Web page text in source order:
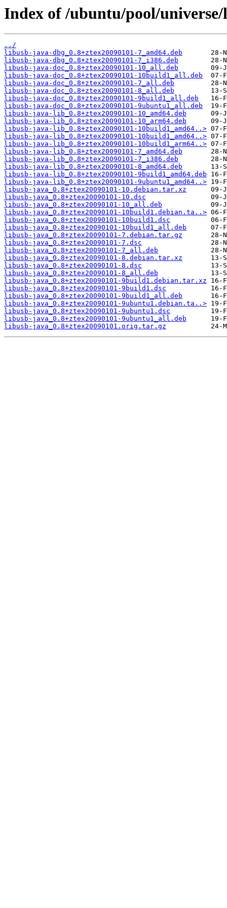
Index of /ubuntu/pool/
../
libusb-java-dbg_0.8+ztex20090101-7_amd64.deb
libusb-java-dbg_0.8+ztex20090101-7_i386.deb
libusb-java-doc_0.8+ztex20090101-10_all.deb
libusb-java-doc_0.8+ztex20090101-10build1_all.deb
libusb-java-doc_0.8+ztex20090101-7_all.deb
libusb-java-doc_0.8+ztex20090101-8_all.deb
libusb-java-doc_0.8+ztex20090101-9build1_all.deb
libusb-java-doc_0.8+ztex20090101-9ubuntu1_all.deb
libusb-java-lib_0.8+ztex20090101-10_amd64.deb
libusb-java-lib_0.8+ztex20090101-10_arm64.deb
libusb-java-lib_0.8+ztex20090101-10build1_amd64..>
libusb-java-lib_0.8+ztex20090101-10build1_amd64..>
libusb-java-lib_0.8+ztex20090101-10build1_arm64..>
libusb-java-lib_0.8+ztex20090101-7_amd64.deb
libusb-java-lib_0.8+ztex20090101-7_i386.deb
libusb-java-lib_0.8+ztex20090101-8_amd64.deb
libusb-java-lib_0.8+ztex20090101-9build1_amd64.deb
libusb-java-lib_0.8+ztex20090101-9ubuntu1_amd64..>
libusb-java_0.8+ztex20090101-10.debian.tar.xz
libusb-java_0.8+ztex20090101-10.dsc
libusb-java_0.8+ztex20090101-10_all.deb
libusb-java_0.8+ztex20090101-10build1.debian.ta..>
libusb-java_0.8+ztex20090101-10build1.dsc
libusb-java_0.8+ztex20090101-10build1_all.deb
libusb-java_0.8+ztex20090101-7.debian.tar.gz
libusb-java_0.8+ztex20090101-7.dsc
libusb-java_0.8+ztex20090101-7_all.deb
libusb-java_0.8+ztex20090101-8.debian.tar.xz
libusb-java_0.8+ztex20090101-8.dsc
libusb-java_0.8+ztex20090101-8_all.deb
libusb-java_0.8+ztex20090101-9build1.debian.tar.xz
libusb-java_0.8+ztex20090101-9build1.dsc
libusb-java_0.8+ztex20090101-9build1_all.deb
libusb-java_0.8+ztex20090101-9ubuntu1.debian.ta..>
libusb-java_0.8+ztex20090101-9ubuntu1.dsc
libusb-java_0.8+ztex20090101-9ubuntu1_all.deb
libusb-java_0.8+ztex20090101.orig.tar.gz